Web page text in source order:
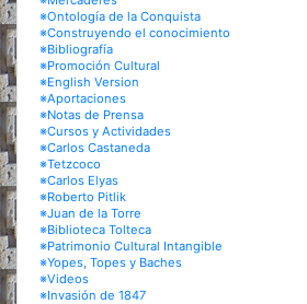
※Ontología de la Conquista
※Construyendo el conocimiento
※Bibliografía
※Promoción Cultural
※English Version
※Aportaciones
※Notas de Prensa
※Cursos y Actividades
※Carlos Castaneda
※Tetzcoco
※Carlos Elyas
※Roberto Pitlik
※Juan de la Torre
※Biblioteca Tolteca
※Patrimonio Cultural Intangible
※Yopes, Topes y Baches
※Videos
※Invasión de 1847